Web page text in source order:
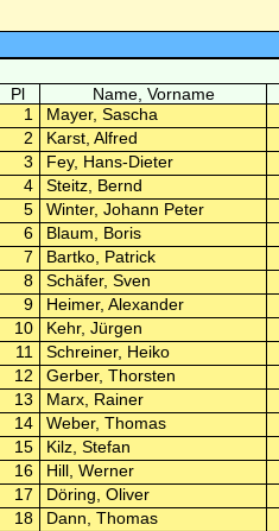
Pl Name, Vorname
1
Mayer, Sascha
2
Karst, Alfred
3
Fey, Hans-Dieter
4
Steitz, Bernd
5
Winter, Johann Peter
6
Blaum, Boris
7
Bartko, Patrick
8
Schäfer, Sven
9
Heimer, Alexander
10
Kehr, Jürgen
11
Schreiner, Heiko
12
Gerber, Thorsten
13
Marx, Rainer
14
Weber, Thomas
15
Kilz, Stefan
16
Hill, Werner
17
Döring, Oliver
18
Dann, Thomas